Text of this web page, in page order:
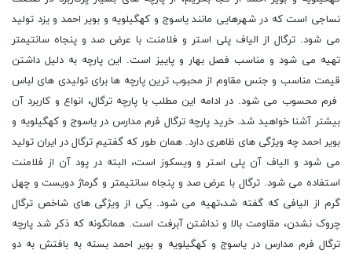
نساجی است که در شهرهایی مانند یاسوج و کهگیلویه و بویر احمد و یزد تولید
می شود. ترگال از الیاف پلی استر و فلامنت با عرض صد و پنجاه سانتیمتر
تهیه می شود و مناسب فصل بهار و پاییز است. این پارچه به دلیل داشتن
قیمت مناسب و جنس مقاوم از محبوب ترین پارچه ها برای تولیدی های لباس
فرم محسوب می شود. در ادامه این مطلب با پارچه ترگال، انواع و کاربرد آن
بیشتر آشنا خواهید شد. خرید پارچه ترگال فرم مدارس در یاسوج و کهگیلویه و
بویر احمد چه ویژگی های ظاهری دارد. همان طور که گفتیم ترگال در ایران تولید
می شود و الیاف آن پلی استر و ویسکوز است، البته در پود آن از فلامنت
استفاده می شود. ترگال با عرض صد و پنجاه سانتیمتر و گرماژ دویست و چهل
گرم از الیافی که گفته شد،تهیه می شود. یکی از ویژگی های شاخص ترگال
چروک نشدن، مقاومت بالا و نداشتن آبرفت است. همانگونه که ذکر شد پارچه
ترگال فرم مدارس در یاسوج و کهگیلویه و بویر احمد بسته به بافتش به دو